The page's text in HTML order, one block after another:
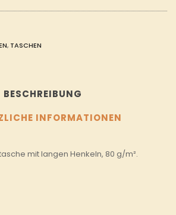
, TASCHEN
BESCHREIBUNG
INFORMATIONEN
mit langen Henkeln, 80 g/m².